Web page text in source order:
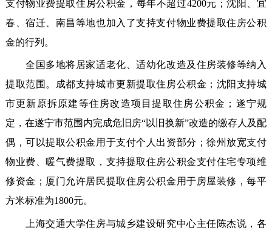
支付物业费提取住房公积金，每年不超过4200元；沈阳、宜
春、宿迁、南昌等地也加入了支持支付物业费提取住房公积
金的行列。
全国多地将居家适老化、适幼化改造及住房装修等纳入
提取范围。成都支持城市更新提取住房公积金；沈阳支持城
市更新原拆原建等住房改造项目提取住房公积金；遂宁规
定，在遂宁市范围内完成危旧房“以旧换新”改造的缴存人及配
偶，可以提取公积金用于支付个人出资部分；徐州放宽支付
物业费、暖气费提取，支持提取住房公积金支付住宅专项维
修资金；厦门允许居民提取住房公积金用于房屋装修，每平
方米标准为1800元。
上海交通大学住房与城乡建设研究中心主任陈杰说，各